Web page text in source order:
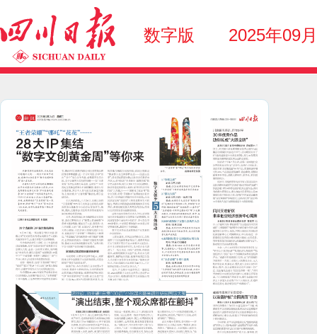
数字版 2025年09